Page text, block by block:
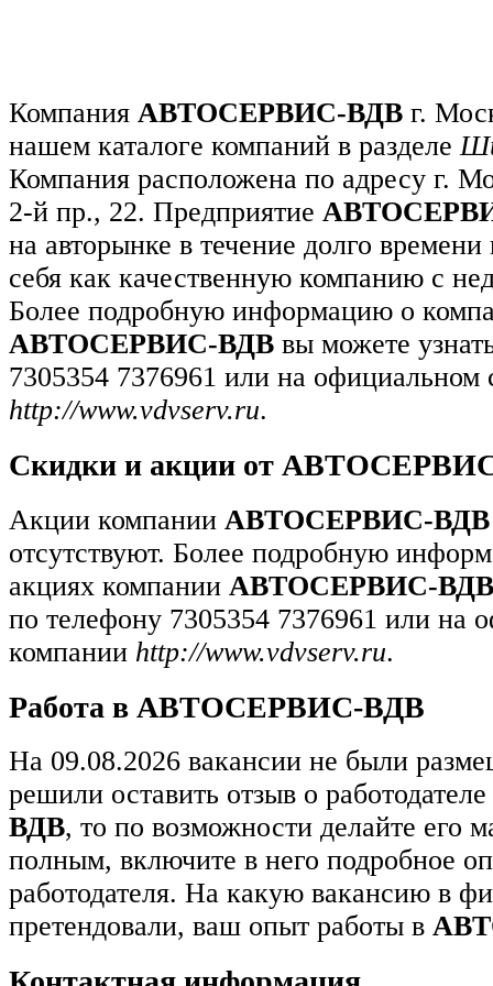
Компания АВТОСЕРВИС-ВДВ г.
нашем каталоге компаний в разделе
Компания расположена по адресу г.
2-й пр., 22. Предприятие
на авторынке в течение долго времени
себя как качественную компанию с
Более подробную информацию о
АВТОСЕРВИС-ВДВ вы можете
7305354 7376961 или на официальном
http://www.vdvserv.ru.
Скидки и акции от
Акции компании АВТОСЕРВИС-ВДВ
отсутствуют. Более подробную
акциях компании АВТОСЕРВИС-ВДВ
по телефону 7305354 7376961 или на
компании http://www.vdvserv.ru.
Работа в АВТОСЕРВИС-ВДВ
На 09.08.2026 вакансии не были
решили оставить отзыв о работодателе
ВДВ, то по возможности делайте его
полным, включите в него подробное
работодателя. На какую вакансию в
претендовали, ваш опыт работы в